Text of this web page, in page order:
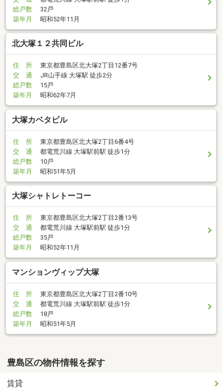
総戸数
32戸
築年月
昭和52年11月
北大塚１２共同ビル
住 所
東京都豊島区北大塚2丁目12番7号
交 通
JR山手線 大塚駅 徒歩2分
総戸数
15戸
築年月
昭和62年7月
大塚カベタビル
住 所
東京都豊島区北大塚2丁目6番4号
交 通
都電荒川線 大塚駅前駅 徒歩1分
総戸数
10戸
築年月
昭和51年5月
大塚シャトレトーコー
住 所
東京都豊島区北大塚2丁目2番13号
交 通
都電荒川線 大塚駅前駅 徒歩1分
総戸数
35戸
築年月
昭和52年11月
マンションヴィップ大塚
住 所
東京都豊島区北大塚2丁目2番10号
交 通
都電荒川線 大塚駅前駅 徒歩1分
総戸数
18戸
築年月
昭和51年5月
豊島区の物件情報を探す
賃貸